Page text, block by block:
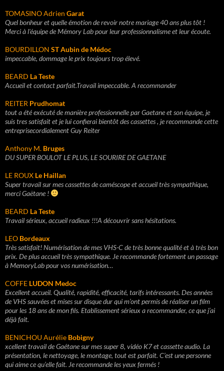
TOMASINO Adrien Garat
Quel bonheur et quelle émotion de revoir notre mariage 40 ans plus tôt !
Merci à l'équipe de Mémory Lab pour leur professionnalisme et leur écoute.
BOURDILLON ST Aubin de Médoc
impeccable, dommage le prix toujours trop élevé.
BEARD La Teste
Accueil et contact parfait.Travail impeccable. A recommander
REITER Prudhomat
tout a été exécuté de manière professionnelle par Gaetane et son équipe, je
suis tres satisfait et je lui confierai bientôt des cassettes , je recommande cette
entreprisecordialement Guy Reiter
Anthony M. Bruges
DU SUPER BOULOT LE PLUS, LE SOURIRE DE GAETANE
LE ROUX Le Haillan
Super travail sur mes cassettes de caméscope et accueil très sympathique,
merci Gaëtane !
BEARD La Teste
Travail sérieux, accueil radieux !!!A découvrir sans hésitations.
LEO Bordeaux
Très satisfait! Numérisation de mes VHS-C de très bonne qualité et à très bon
prix. De plus accueil très sympathique. Je recommande fortement un passage
à MemoryLab pour vos numérisation…
COFFE LUDON Medoc
Excellent accueil. Qualité, rapidité, efficacité, tarifs intéressants. Des années
de VHS sauvées et mises sur disque dur qui m’ont permis de réaliser un film
pour les 18 ans de mon fils. Etablissement sérieux a recommander, ce que j’ai
déjà fait.
BENICHOU Aurélie Bobigny
xcellent travail de Gaétane sur mes super 8, vidéo K7 et cassette audio. La
présentation, le nettoyage, le montage, tout est parfait. C’est une personne
qui aime ce qu’elle fait. Je recommande les yeux fermés !